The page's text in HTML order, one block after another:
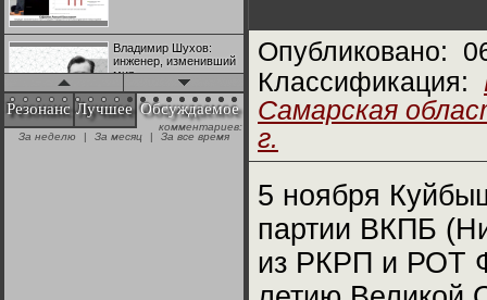
Владимир Шухов:
инженер, изменивший
мир
"Аркадий Коц" на
эгалите-фесте "Не
Резонанс Лучшее Обсуждаемое
комментариев:
За неделю
| За месяц | За все время
Опубликовано:
Классификация:
Самарская
г.
5 ноября
партии ВКПБ
из РКРП и РОТ